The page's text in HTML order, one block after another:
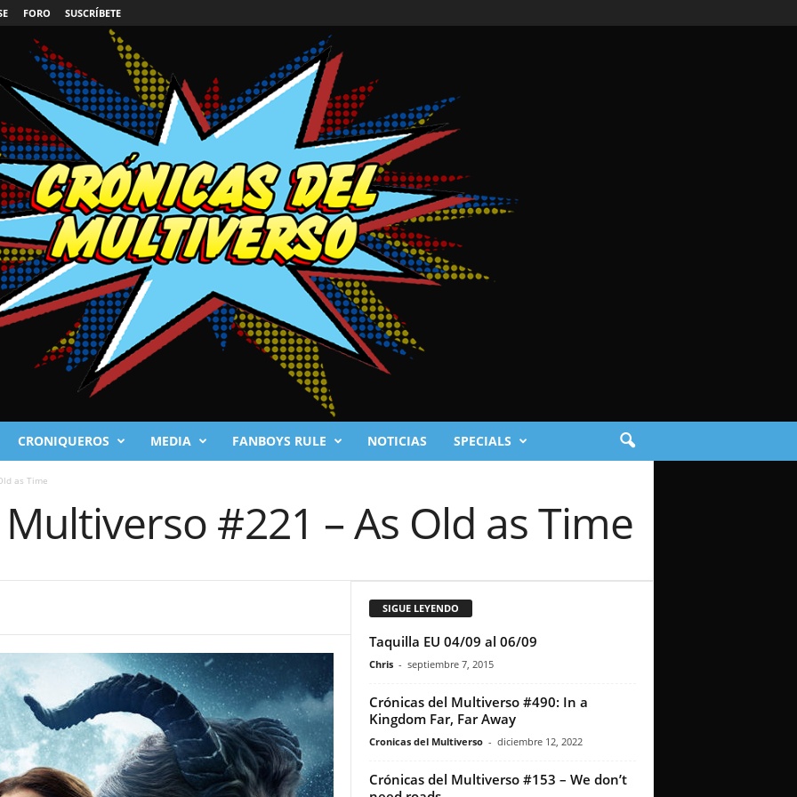
FORO SUSCRÍBETE
CRONIQUEROS MEDIA FANBOYS RULE NOTICIAS SPECIALS
as Time
#221 – As Old as Time
SIGUE LEYENDO
Taquilla EU 04/09 al 06/09
Chris - septiembre 7, 2015
Crónicas del Multiverso #490: In a
Kingdom Far, Far Away
Cronicas del Multiverso - diciembre 12, 2022
Crónicas del Multiverso #153 – We don’t